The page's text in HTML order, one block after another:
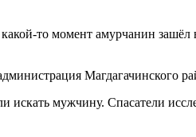
то момент амурчанин зашёл
Магдагачинского
мужчину. Спасатели